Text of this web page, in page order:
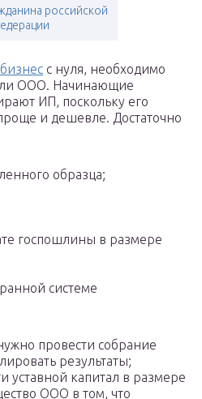
российской
с нуля, необходимо
ООО. Начинающие
ИП, поскольку его
и дешевле. Достаточно
образца;
госпошлины в размере
системе
провести собрание
результаты;
уставной капитал в размере
ООО в том, что